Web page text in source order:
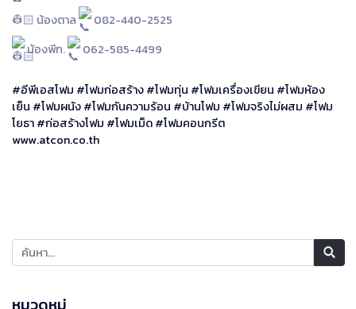
👷🏻‍ น้องตาล
082-440-2525
น้องพีท.
062-585-4499
#อีพีเอสโฟม #โฟมก่อสร้าง#โฟมทุ่น #โฟมเครื่องเขียน #โฟมห้อง
เย็น #โฟมผนัง#โฟมกันความร้อน #บ้านโฟม #โฟมจริงไม่ผสม #โฟม
โยธา#ก่อสร้างโฟม #โฟมเม็ด#โฟมคอนกรีต
www.atcon.co.th
หมวดหมู่